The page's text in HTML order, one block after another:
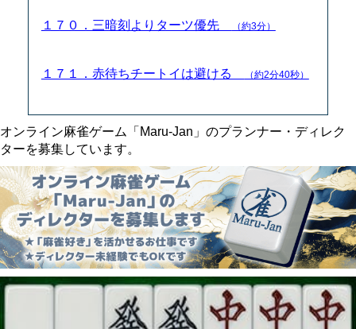
１７０．三暗刻よりターツ優先 （約3分）
１７１．赤待ちチートイは避ける （約2分40秒）
オンライン麻雀ゲーム「Maru-Jan」のプランナー・ディレク
ターを募集しています。